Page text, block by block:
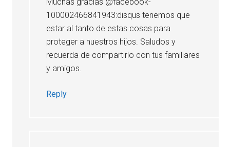
100002466841943:disqus tenemos que
estar al tanto de estas cosas para
proteger a nuestros hijos. Saludos y
recuerda de compartirlo con tus familiares
y amigos.
Reply